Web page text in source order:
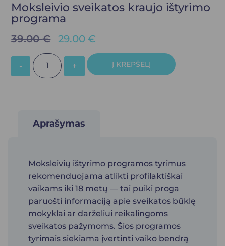
Moksleivio sveikatos kraujo ištyrimo
programa
39.00€ 29.00€
Į KREPŠELĮ
Aprašymas
Moksleivių ištyrimo programos tyrimus
rekomenduojama atlikti profilaktiškai
vaikams iki 18 metų — tai puiki proga
paruošti informaciją apie sveikatos būklę
mokyklai ar darželiui reikalingoms
sveikatos pažymoms. Šios programos
tyrimais siekiama įvertinti vaiko bendrą